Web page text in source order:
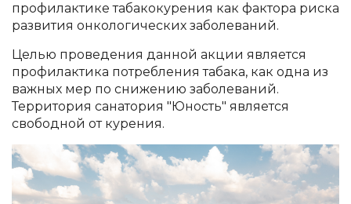
профилактике табакокурения как фактора риска
развития онкологических заболеваний.
Целью проведения данной акции является
профилактика потребления табака, как одна из
важных мер по снижению заболеваний.
Территория санатория "Юность" является
свободной от курения.